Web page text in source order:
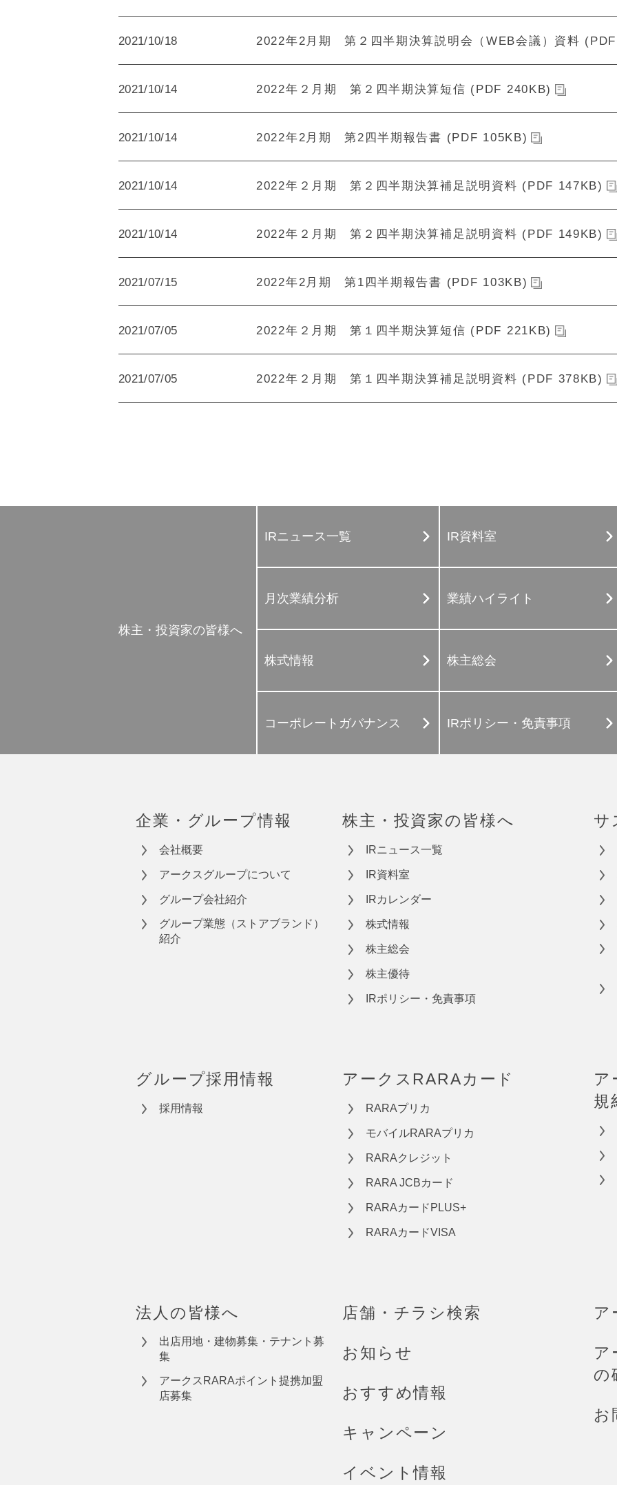
2021/10/18 2022年2月期 第２四半期決算説明会（WEB会議）資料
2021/10/14 2022年２月期 第２四半期決算短信 (PDF 240KB)
2021/10/14 2022年2月期 第2四半期報告書 (PDF 105KB)
2021/10/14 2022年２月期 第２四半期決算補足説明資料 (PDF 147KB)
2021/10/14 2022年２月期 第２四半期決算補足説明資料 (PDF 149KB)
2021/07/15 2022年2月期 第1四半期報告書 (PDF 103KB)
2021/07/05 2022年２月期 第１四半期決算短信 (PDF 221KB)
2021/07/05 2022年２月期 第１四半期決算補足説明資料 (PDF 378KB)
株主・投資家の皆様へ
IRニュース一覧 IR資料室
月次業績分析 業績ハイライト
株式情報 株主総会
コーポレートガバナンス IRポリシー・免責事項
企業・グループ情報
会社概要
アークスグループについて
グループ会社紹介
グループ業態（ストアブランド）
紹介
株主・投資家の皆様へ
IRニュース一覧
IR資料室
IRカレンダー
株式情報
株主総会
株主優待
IRポリシー・免責事項
サ
グループ採用情報
採用情報
アークスRARAカード
RARAプリカ
モバイルRARAプリカ
RARAクレジット
RARA JCBカード
RARAカードPLUS+
RARAカードVISA
ア
規
法人の皆様へ
出店用地・建物募集・テナント募
集
アークスRARAポイント提携加盟
店募集
店舗・チラシ検索
お知らせ
おすすめ情報
キャンペーン
イベント情報
ア
ア
の
お